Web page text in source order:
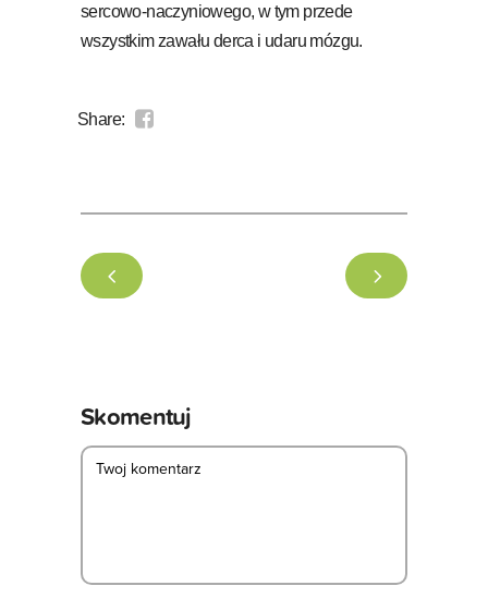
sercowo-naczyniowego, w tym przede
wszystkim zawału derca i udaru mózgu.
Share:
Skomentuj